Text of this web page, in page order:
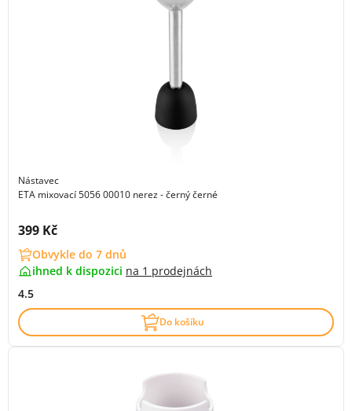
Nástavec
ETA mixovací 5056 00010 nerez - černý černé
Cena s DPH:
399 Kč
Obvykle do 7 dnů
ihned k dispozici na 1 prodejnách
4.5
Do košíku